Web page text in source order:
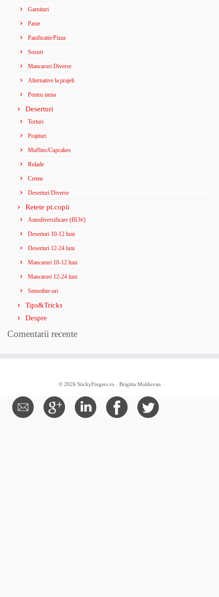
Garnituri
Paste
Panificatie/Pizza
Sosuri
Mancaruri Diverse
Alternative la prajeli
Pentru iarna
Deserturi
Torturi
Prajituri
Muffins/Cupcakes
Rulade
Creme
Deserturi Diverse
Retete pt.copii
Autodiversificare (BLW)
Deserturi 10-12 luni
Deserturi 12-24 luni
Mancaruri 10-12 luni
Mancaruri 12-24 luni
Smoothie-uri
Tips&Tricks
Despre
Comentarii recente
· © 2026 StickyFingers.ro · Brigitta Moldovan ·